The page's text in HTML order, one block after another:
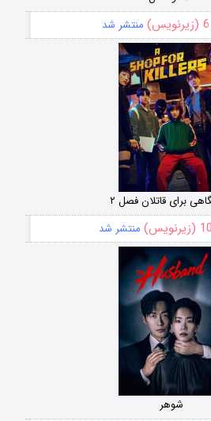
6 (زیرنویس) منتشر شد
برای قاتلان فصل ۲
10 (زیرنویس) منتشر شد
شوهر